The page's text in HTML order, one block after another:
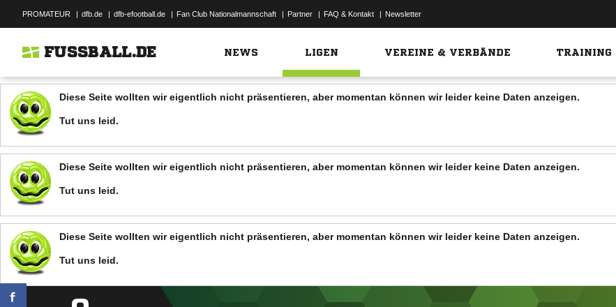
PROMATEUR | dfb.de | dfb-efootball.de | Fan Club Nationalmannschaft | Partner | FAQ & Kontakt | Newsletter
FUSSBALL.DE NEWS LIGEN VEREINE & VERBÄNDE TRAINING
Diese Seite wollten wir eigentlich nicht präsentieren, aber momentan können wir leider keine Daten anzeigen.
Tut uns leid.
Diese Seite wollten wir eigentlich nicht präsentieren, aber momentan können wir leider keine Daten anzeigen.
Tut uns leid.
Diese Seite wollten wir eigentlich nicht präsentieren, aber momentan können wir leider keine Daten anzeigen.
Tut uns leid.